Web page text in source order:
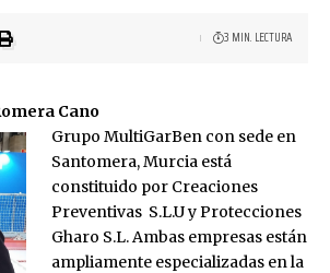
3 MIN. LECTURA
Cano
Grupo MultiGarBen con sede en
Santomera, Murcia está
constituido por Creaciones
Preventivas S.L.Uy Protecciones
Gharo S.L. Ambas empresas están
ampliamente especializadas en la